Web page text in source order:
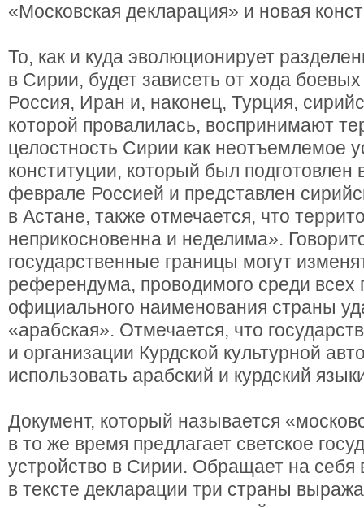
«Московская декларация» и новая
То, как и куда эволюционирует
в Сирии, будет зависеть от хода
Россия, Иран и, наконец, Турция,
которой провалилась, воспринимают
целостность Сирии как неотъемлемое
конституции, который был
феврале Россией и представлен
в Астане, также отмечается, что
неприкосновенна и неделима».
государственные границы могут
референдума, проводимого среди
официального наименования страны
«арабская». Отмечается, что
и организации Курдской культурной
использовать арабский и курдский
Документ, который называется
в то же время предлагает светское
устройство в Сирии. Обращает на себя
в тексте декларации три страны